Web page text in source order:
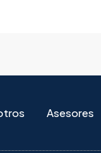
Asesores